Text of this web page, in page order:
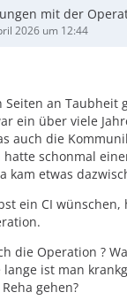
mit der
2026 um 12:44
an Taubheit
ein über viele
auch die
schonmal
kam etwas
ein CI wünschen,
die Operation ?
lange ist man
gehen?